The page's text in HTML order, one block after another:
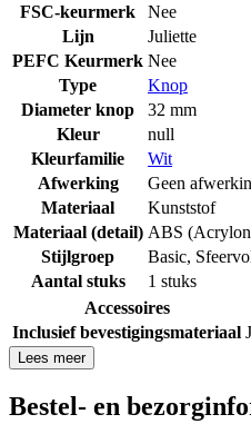
FSC-keurmerk
Nee
Lijn
Juliette
PEFC Keurmerk Nee
Type
Knop
Diameter knop
32 mm
Kleur
null
Kleurfamilie
Wit
Afwerking
Geen
Materiaal
Kunststof
Materiaal (detail) ABS
Stijlgroep
Basic,
Aantal stuks
1 stuks
Accessoires
Inclusief bevestigingsmateriaal
Lees meer
Bestel- en